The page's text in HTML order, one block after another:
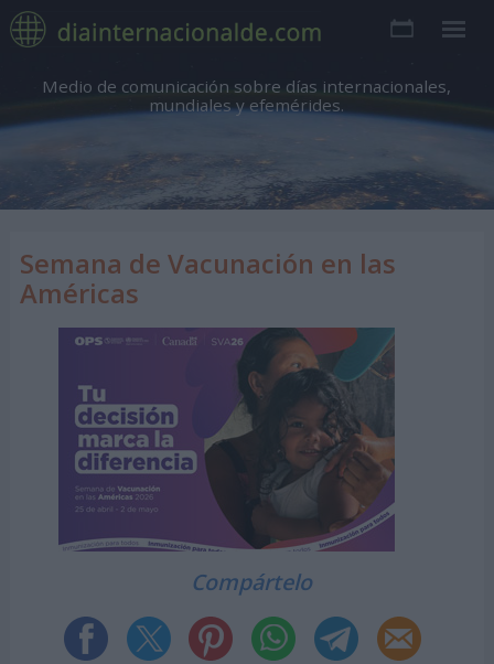
Medio de comunicación sobre días internacionales,
mundiales y efemérides.
Semana de Vacunación en las
Américas
Compártelo